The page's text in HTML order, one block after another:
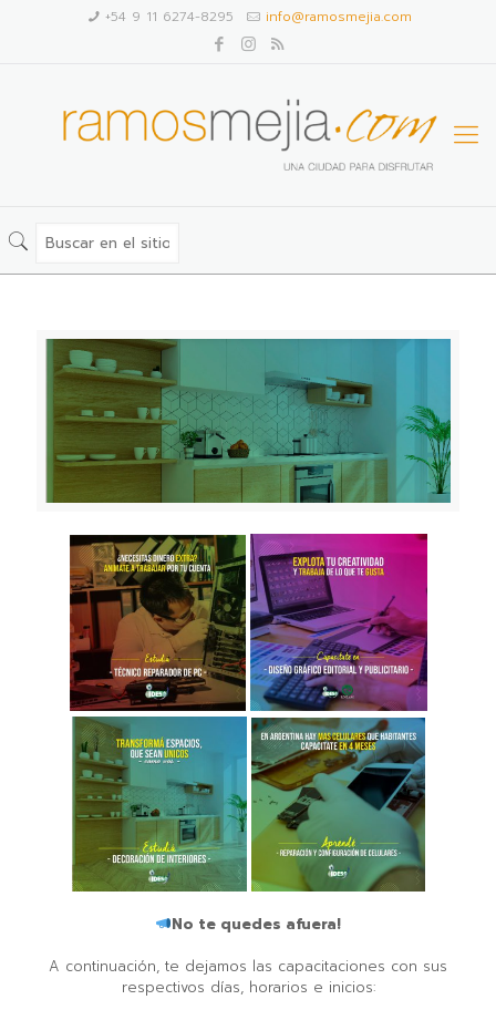
+54 9 11 6274-8295 info@ramosmejia.com
No te quedes afuera!⁣
A continuación, te dejamos las capacitaciones con sus
respectivos días, horarios e inicios:⁣